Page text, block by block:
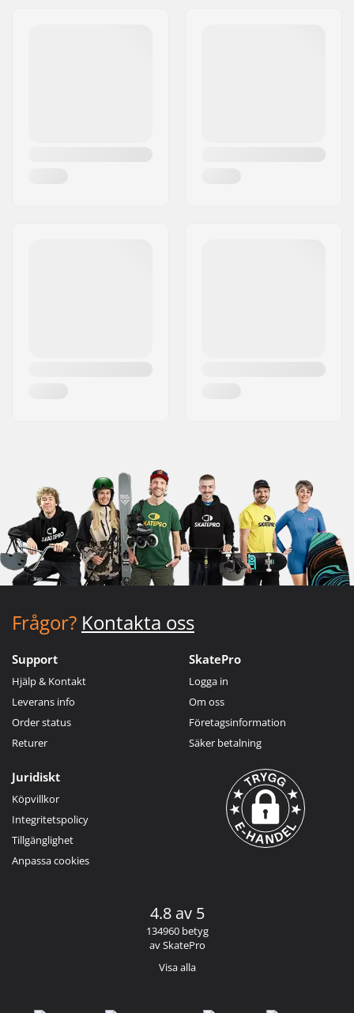
Frågor? Kontakta oss
Support
Hjälp & Kontakt
Leverans info
Order status
Returer
SkatePro
Logga in
Om oss
Företagsinformation
Säker betalning
Juridiskt
Köpvillkor
Integritetspolicy
Tillgänglighet
Anpassa cookies
4.8 av 5
134960 betyg
av SkatePro
Visa alla